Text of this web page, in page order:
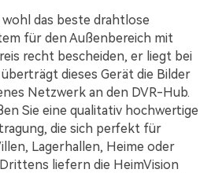
das beste drahtlose
für den Außenbereich mit
recht bescheiden, er liegt bei
dieses Gerät die Bilder
Netzwerk an den DVR-Hub.
Sie eine qualitativ hochwertige
die sich perfekt für
Lagerhallen, Heime oder
liefern die HeimVision